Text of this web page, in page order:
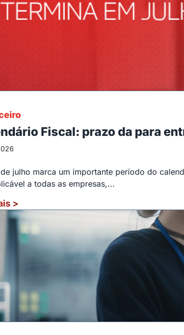
Fiscal: prazo da para
julho marca um importante período do
a todas as empresas,...
>